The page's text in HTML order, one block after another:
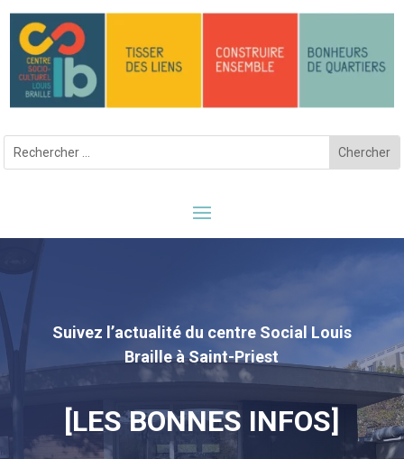
Suivez l’actualité du centre Social Louis
Braille à Saint-Priest
[LES BONNES INFOS]